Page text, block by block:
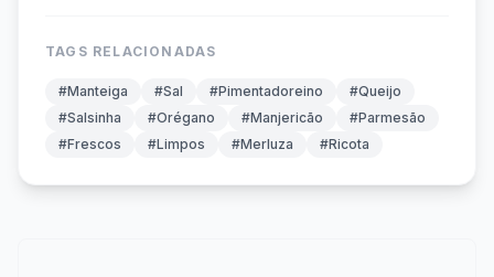
TAGS RELACIONADAS
#Manteiga #Sal #Pimentadoreino
#Queijo
#Salsinha
#Orégano #Manjericão
#Parmesão
#Frescos
#Limpos #Merluza #Ricota